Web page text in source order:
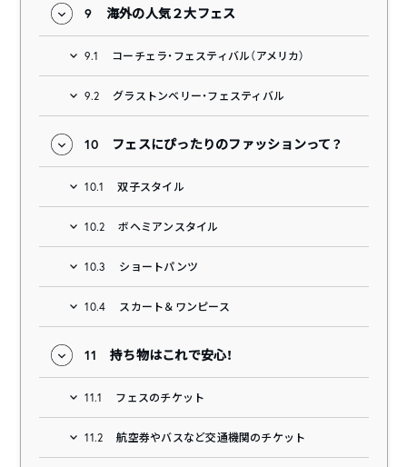
9 海外の人気２大フェス
9.1 コーチェラ・フェスティバル（アメリカ）
9.2 グラストンベリー・フェスティバル
10 フェスにぴったりのファッションって？
10.1 双子スタイル
10.2 ボヘミアンスタイル
10.3 ショートパンツ
10.4 スカート＆ワンピース
11 持ち物はこれで安心！
11.1 フェスのチケット
11.2 航空券やバスなど交通機関のチケット